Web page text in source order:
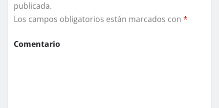
publicada.
Los campos obligatorios están marcados con *
Comentario